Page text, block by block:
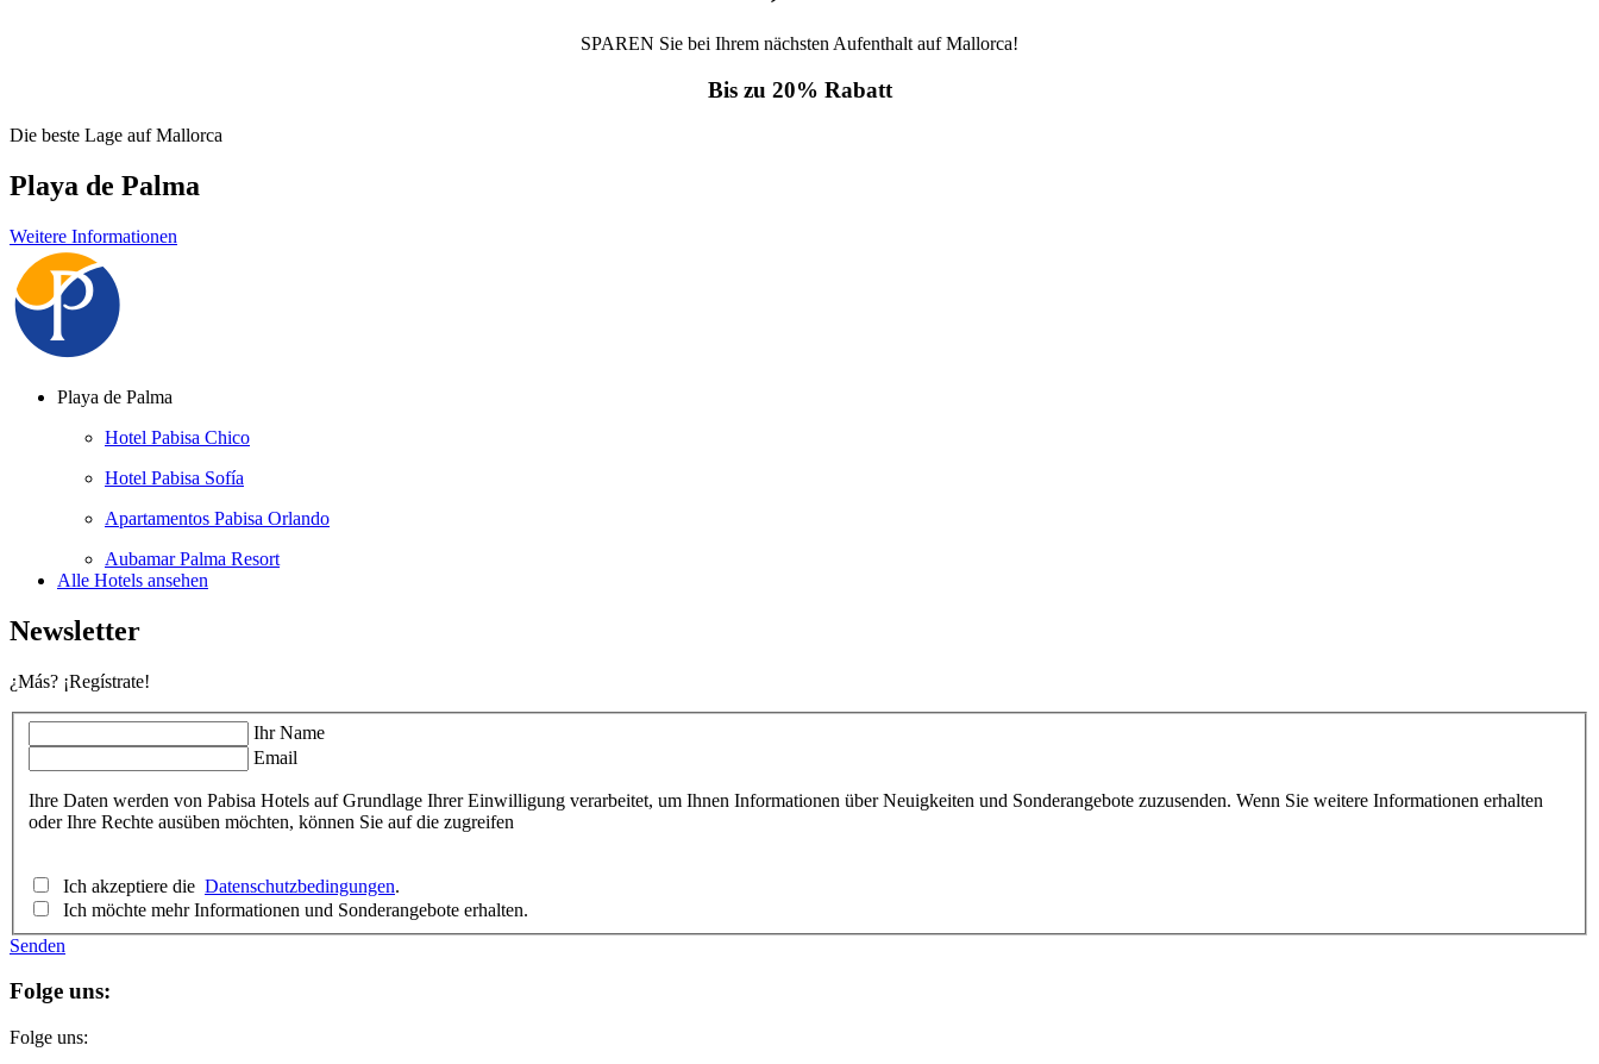
SPAREN Sie bei Ihrem nächsten Aufenthalt auf Mallorca!
Bis zu 20% Rabatt
Die beste Lage auf Mallorca
Playa de Palma
Weitere Informationen
Playa de Palma
Hotel Pabisa Chico
Hotel Pabisa Sofía
Apartamentos Pabisa Orlando
Aubamar Palma Resort
Alle Hotels ansehen
Newsletter
¿Más? ¡Regístrate!
Ihr Name
Email
Ihre Daten werden von Pabisa Hotels auf Grundlage Ihrer Einwilligung verarbeitet, um Ihnen Informationen über Neuigkeiten und Sonderangebote zuzusenden. Wenn Sie weitere Informationen erhalten
oder Ihre Rechte ausüben möchten, können Sie auf die zugreifen
Datenschutzbedingungen.
Ich möchte mehr Informationen und Sonderangebote erhalten.
Senden
Folge uns:
Folge uns: